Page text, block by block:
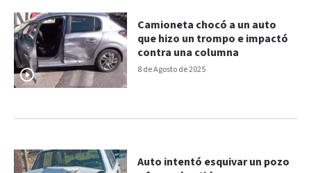
8 de Agosto de 2025
Camioneta chocó a un auto
que hizo un trompo e impactó
contra una columna
Auto intentó esquivar un pozo